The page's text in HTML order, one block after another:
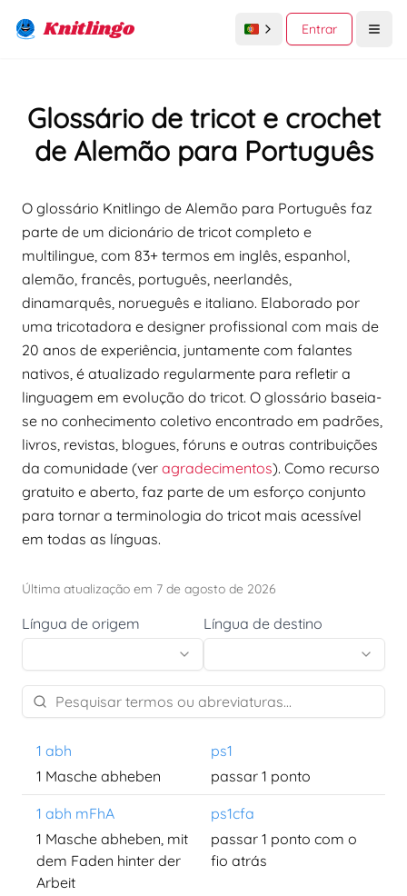
Knitlingo Entrar
Glossário de tricot e crochet
de Alemão para Português
O glossário Knitlingo de Alemão para Português faz
parte de um dicionário de tricot completo e
multilingue, com 83+ termos em inglês, espanhol,
alemão, francês, português, neerlandês,
dinamarquês, norueguês e italiano. Elaborado por
uma tricotadora e designer profissional com mais de
20 anos de experiência, juntamente com falantes
nativos, é atualizado regularmente para refletir a
linguagem em evolução do tricot. O glossário baseia-
se no conhecimento coletivo encontrado em padrões,
livros, revistas, blogues, fóruns e outras contribuições
da comunidade (ver agradecimentos). Como recurso
gratuito e aberto, faz parte de um esforço conjunto
para tornar a terminologia do tricot mais acessível
em todas as línguas.
Última atualização em 7 de agosto de 2026
Língua de origem Língua de destino
1 abh
ps1
1 Masche abheben
passar 1 ponto
1 abh mFhA
ps1cfa
1 Masche abheben, mit
dem Faden hinter der
Arbeit
passar 1 ponto com o
fio atrás